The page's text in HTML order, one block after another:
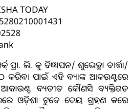
TODAY
ଲି. କୁ ବିଜ୍ଞାପନ/ ଶୁଭେଚ୍ଛା ବାର୍ତ୍ତା/
ପାଇଁ ଏହି ବ୍ୟାଙ୍କ ଆକଉଣ୍ଟରେ
ଆକାଉଣ୍ଟ ବ୍ୟତୀତ କୌଣସି ବ୍ୟକ୍ତିଗତ
ଓଡ଼ିଶା ଟୁଡେ ଦେୟ ଗ୍ରହଣ କରେ